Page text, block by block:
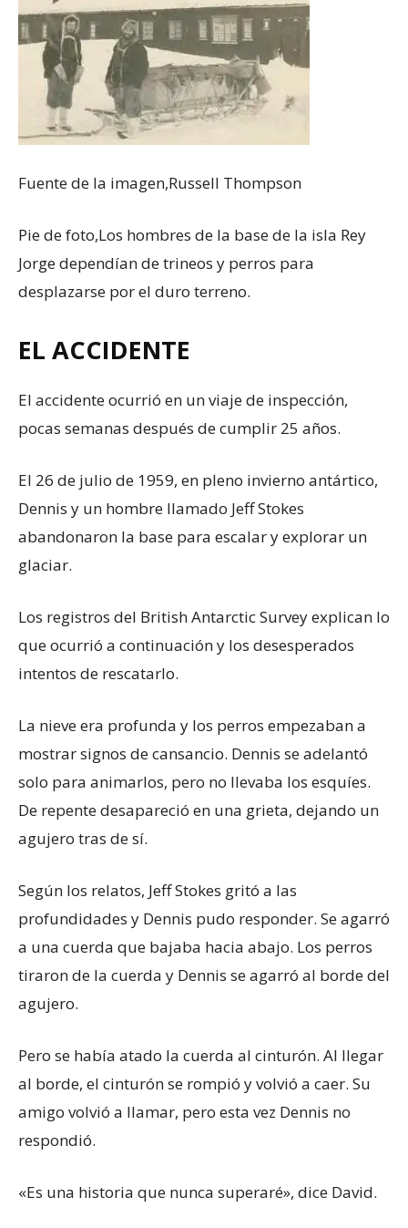
Fuente de la imagen,Russell Thompson
Pie de foto,Los hombres de la base de la isla Rey
Jorge dependían de trineos y perros para
desplazarse por el duro terreno.
EL ACCIDENTE
El accidente ocurrió en un viaje de inspección,
pocas semanas después de cumplir 25 años.
El 26 de julio de 1959, en pleno invierno antártico,
Dennis y un hombre llamado Jeff Stokes
abandonaron la base para escalar y explorar un
glaciar.
Los registros del British Antarctic Survey explican lo
que ocurrió a continuación y los desesperados
intentos de rescatarlo.
La nieve era profunda y los perros empezaban a
mostrar signos de cansancio. Dennis se adelantó
solo para animarlos, pero no llevaba los esquíes.
De repente desapareció en una grieta, dejando un
agujero tras de sí.
Según los relatos, Jeff Stokes gritó a las
profundidades y Dennis pudo responder. Se agarró
a una cuerda que bajaba hacia abajo. Los perros
tiraron de la cuerda y Dennis se agarró al borde del
agujero.
Pero se había atado la cuerda al cinturón. Al llegar
al borde, el cinturón se rompió y volvió a caer. Su
amigo volvió a llamar, pero esta vez Dennis no
respondió.
«Es una historia que nunca superaré», dice David.